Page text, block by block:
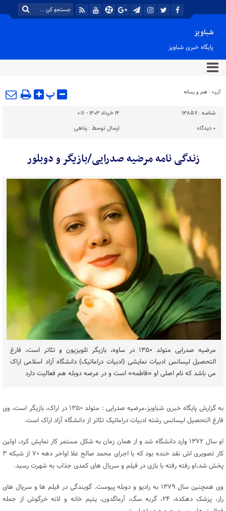
شباویز
پایگاه خبری شباویز
گروه : هنر و رسانه پ
شناسه : 13857
۱۴ خرداد ۱۴۰۳ - ۰:۱۱
۰ دیدگاه ارسال توسط :پناهی
زندگی نامه مرضیه صدرایی/بازیگر و دوبلور
مرضیه صدرایی متولد ۱۳۵۰ در ساوه، بازیگر تلویزیون و تئاتر است، فارغ
‏التحصیل لیسانس ادبیات نمایشی (ادبیات دراماتیک) دانشگاه آزاد اسلامی اراک
می باشد که نام اصلی او «فاطمه» است و در عرصه دوبله هم فعالیت دارد
به گزارش پایگاه خبری شباویز،مرضیه صدرایی : متولد ۱۳۵۰ در اراک، بازیگر است، وی
فارغ التحصیل لیسانس رشته ادبیات دراماتیک تئاتر از دانشگاه آزاد اراک است.
او سال ۱۳۷۲ وارد دانشگاه شد و از همان زمان به شکل مستمر کار نمایش کرد، اولین
کار تصویری اش نقد خنده بود که با اجرای محمد صالح علا اواخر دهه ۷۰ از شبکه ۳
پخش شد،او رفته رفته با بازی در فیلم و سریال های کمدی جذاب به شهرت رسید.
وی همچنین سال ۱۳۷۹ به رادیو و دوبله پیوست. گویندگی در فیلم ها و سریال های
راز، پزشک دهکده، ۲۴، گربه سگ، آرماگدون، یتیم خانه و لانه خرگوش از جمله